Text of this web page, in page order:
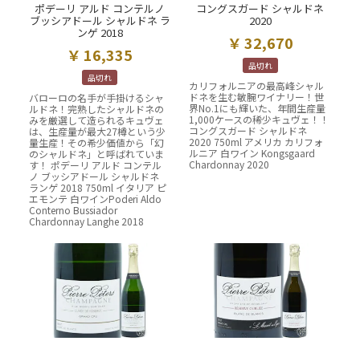
ポデーリ アルド コンテルノ
ブッシアドール シャルドネ ラ
ンゲ 2018
16,335
品切れ
バローロの名手が手掛けるシャ
ルドネ！完熟したシャルドネの
みを厳選して造られるキュヴェ
は、生産量が最大27樽という少
量生産！その希少価値から「幻
のシャルドネ」と呼ばれていま
す！ ポデーリ アルド コンテル
ノ ブッシアドール シャルドネ
ランゲ 2018 750ml イタリア ピ
エモンテ 白ワインPoderi Aldo
Conterno Bussiador
Chardonnay Langhe 2018
コングスガード シャルドネ
2020
32,670
品切れ
カリフォルニアの最高峰シャル
ドネを生む敏腕ワイナリー！世
界No.1にも輝いた、年間生産量
1,000ケースの稀少キュヴェ！！
コングスガード シャルドネ
2020 750ml アメリカ カリフォ
ルニア 白ワイン Kongsgaard
Chardonnay 2020